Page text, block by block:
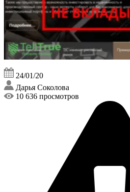
24/01/20
Дарья Соколова
10 636 просмотров